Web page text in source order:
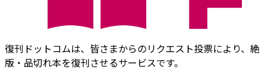
復刊ドットコムは、皆さまからのリクエスト投票により、絶
版・品切れ本を復刊させるサービスです。